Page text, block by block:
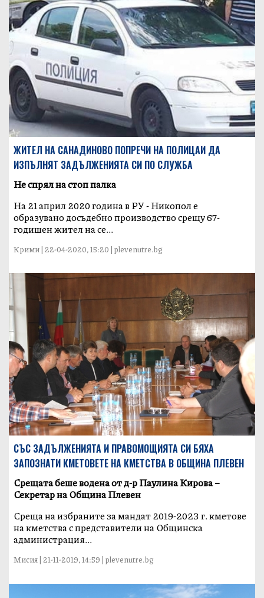
ЖИТЕЛ НА САНАДИНОВО ПОПРЕЧИ НА ПОЛИЦАИ ДА
ИЗПЪЛНЯТ ЗАДЪЛЖЕНИЯТА СИ ПО СЛУЖБА
Не спрял на стоп палка
На 21 април 2020 година в РУ - Никопол е
образувано досъдебно производство срещу 67-
годишен жител на се...
Крими | 22-04-2020, 15:20 | plevenutre.bg
СЪС ЗАДЪЛЖЕНИЯТА И ПРАВОМОЩИЯТА СИ БЯХА
ЗАПОЗНАТИ КМЕТОВЕТЕ НА КМЕТСТВА В ОБЩИНА ПЛЕВЕН
Срещата беше водена от д-р Паулина Кирова –
Секретар на Община Плевен
Среща на избраните за мандат 2019-2023 г. кметове
на кметства с представители на Общинска
администрация...
Мисия | 21-11-2019, 14:59 | plevenutre.bg